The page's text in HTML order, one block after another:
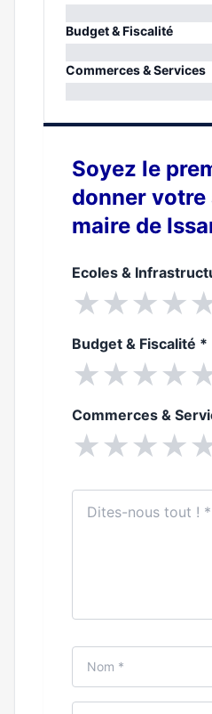
0%
Budget & Fiscalité
0%
Commerces & Services
Soyez le
donner votre
maire de
Ecoles &
★★★★
Budget & Fiscalité *
★★★★
Commerces &
★★★★